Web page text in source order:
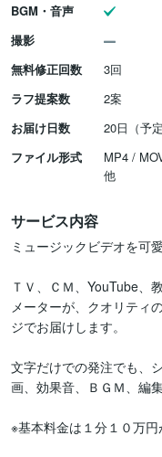
BGM・音声
撮影
無料修正回数
3回
ラフ提案数
2案
お届け日数
20日（予定
ファイル形式
MP4 /
他
サービス内容
ミュージックビデオを可
ＴＶ、ＣＭ、YouTube、
メーターが、クオリティ
ジでお届けします。
文字だけでの発注でも、
画、効果音、ＢＧＭ、編
※基本料金は１分１０万円